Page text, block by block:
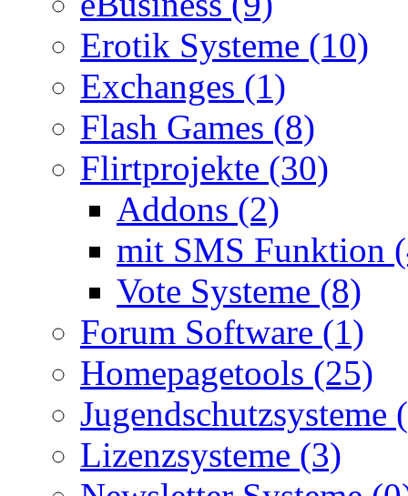
Erotik Systeme (10)
Exchanges (1)
Flash Games (8)
Flirtprojekte (30)
Addons (2)
mit SMS Funktion
Vote Systeme (8)
Forum Software (1)
Homepagetools (25)
Jugendschutzsysteme
Lizenzsysteme (3)